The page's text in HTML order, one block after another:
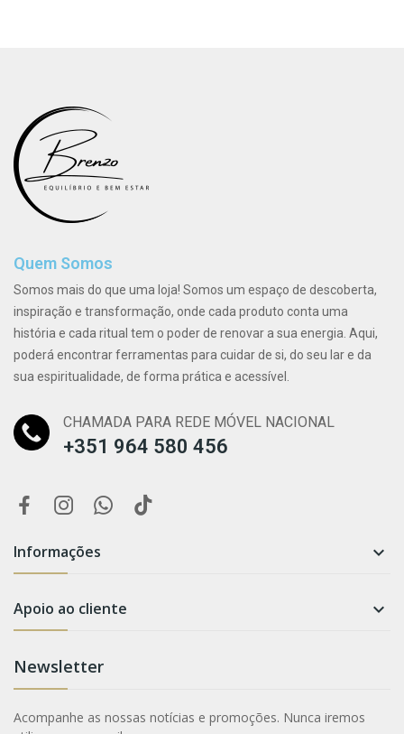
Quem Somos
Somos mais do que uma loja! Somos um espaço de descoberta,
inspiração e transformação, onde cada produto conta uma
história e cada ritual tem o poder de renovar a sua energia. Aqui,
poderá encontrar ferramentas para cuidar de si, do seu lar e da
sua espiritualidade, de forma prática e acessível.
CHAMADA PARA REDE MÓVEL NACIONAL
+351 964 580 456
Informações 
Apoio ao cliente 
Newsletter
Acompanhe as nossas notícias e promoções. Nunca iremos